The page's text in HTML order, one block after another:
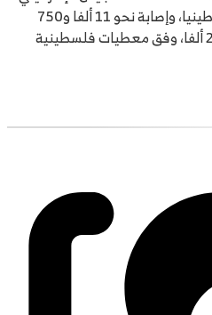
والمستوطنين مقتل 1155 فلسطينيا، وإصابة نحو 11 ألفا و750
آخرين، إضافة إلى اعتقال قرابة 22 ألفا، وفق معطيات فلسطينية